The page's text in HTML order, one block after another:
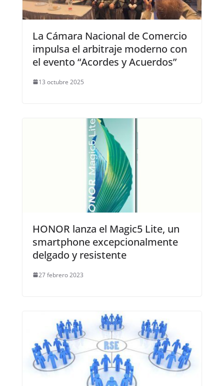
La Cámara Nacional de Comercio
impulsa el arbitraje moderno con
el evento “Acordes y Acuerdos”
13 octubre 2025
HONOR lanza el Magic5 Lite, un
smartphone excepcionalmente
delgado y resistente
27 febrero 2023